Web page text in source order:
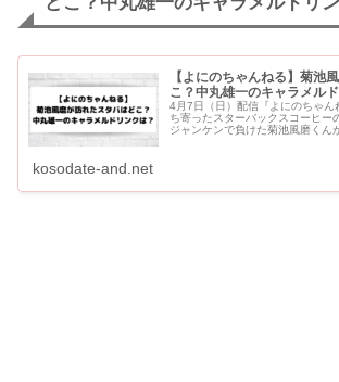
【よにのちゃんねる】菊池
こ？中丸雄一のキャラメル
4月7日（日）配信『よにのちゃん
ち寄ったスターバックスコーヒー
ジャンケンで負けた菊池風磨くん
kosodate-and.net